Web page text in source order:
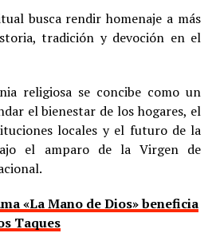
busca rendir homenaje a más
tradición y devoción en el
religiosa se concibe como un
el bienestar de los hogares, el
locales y el futuro de la
el amparo de la Virgen de
«La Mano de Dios» beneficia
Taques